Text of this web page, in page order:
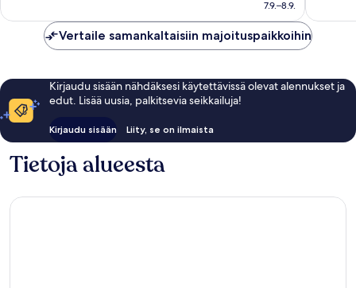
7.9.–8.9.
Vertaile samankaltaisiin majoituspaikkoihin
Kirjaudu sisään nähdäksesi käytettävissä olevat alennukset ja
edut. Lisää uusia, palkitsevia seikkailuja!
Kirjaudu sisään Liity, se on ilmaista
Tietoja alueesta